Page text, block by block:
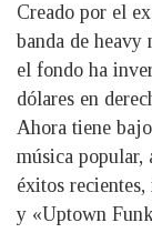
Creado por el
banda de
el fondo ha
dólares en
Ahora tiene
música popular,
éxitos
y «Uptown